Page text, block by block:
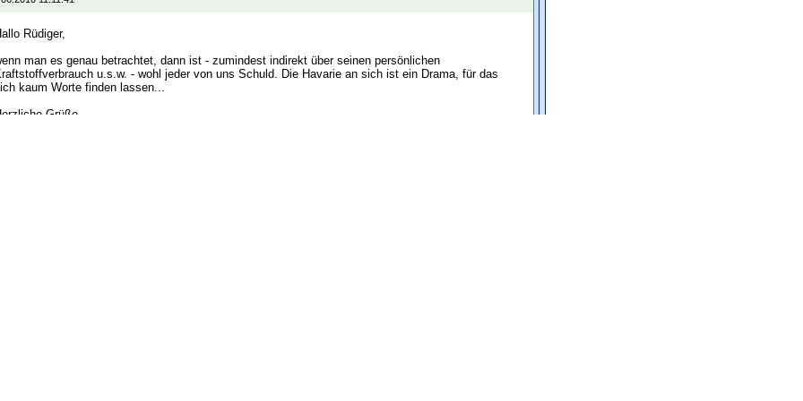
Rüdiger,
man es genau betrachtet, dann ist - zumindest indirekt über seinen persönlichen
u.s.w. - wohl jeder von uns Schuld. Die Havarie an sich ist ein Drama, für das
kaum Worte finden lassen...
Grüße